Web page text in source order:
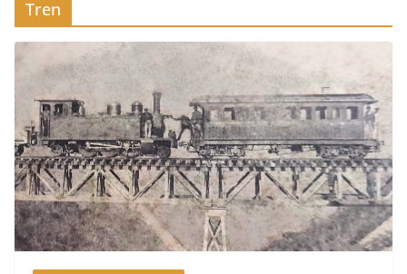
Tren